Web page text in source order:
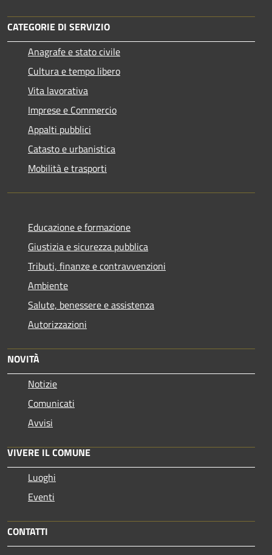
CATEGORIE DI SERVIZIO
Anagrafe e stato civile
Cultura e tempo libero
Vita lavorativa
Imprese e Commercio
Appalti pubblici
Catasto e urbanistica
Mobilità e trasporti
Educazione e formazione
Giustizia e sicurezza pubblica
Tributi, finanze e contravvenzioni
Ambiente
Salute, benessere e assistenza
Autorizzazioni
NOVITÀ
Notizie
Comunicati
Avvisi
VIVERE IL COMUNE
Luoghi
Eventi
CONTATTI